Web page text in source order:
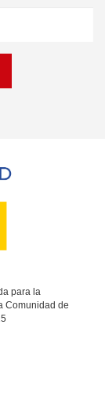
para la
Comunidad de